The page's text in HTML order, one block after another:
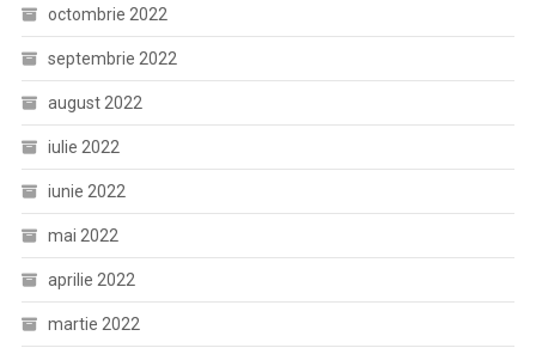
octombrie 2022
septembrie 2022
august 2022
iulie 2022
iunie 2022
mai 2022
aprilie 2022
martie 2022